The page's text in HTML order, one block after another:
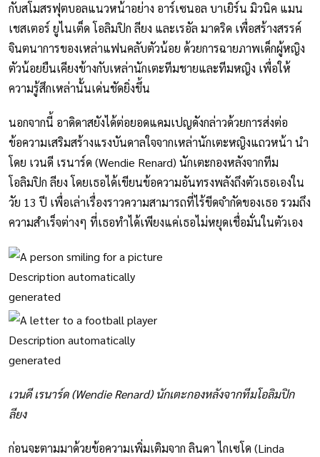
กับสโมสรฟุตบอลแนวหน้าอย่าง อาร์เซนอล บาเยิร์น มิวนิค แมน
เชสเตอร์ ยูไนเต็ด โอลิมปิก ลียง และเรอัล มาดริด เพื่อสร้างสรรค์
จินตนาการของเหล่าแฟนคลับตัวน้อย ด้วยการฉายภาพเด็กผู้หญิง
ตัวน้อยยืนเคียงข้างกับเหล่านักเตะทีมชายและทีมหญิง เพื่อให้
ความรู้สึกเหล่านั้นเด่นชัดยิ่งขึ้น
นอกจากนี้ อาดิดาสยังได้ต่อยอดแคมเปญดังกล่าวด้วยการส่งต่อ
ข้อความเสริมสร้างแรงบันดาลใจจากเหล่านักเตะหญิงแถวหน้า นำ
โดย เวนดี เรนาร์ด (Wendie Renard) นักเตะกองหลังจากทีม
โอลิมปิก ลียง โดยเธอได้เขียนข้อความอันทรงพลังถึงตัวเธอเองใน
วัย 13 ปี เพื่อเล่าเรื่องราวความสามารถที่ไร้ขีดจำกัดของเธอ รวมถึง
ความสำเร็จต่างๆ ที่เธอทำได้เพียงแค่เธอไม่หยุดเชื่อมั่นในตัวเอง
เวนดี เรนาร์ด (Wendie Renard) นักเตะกองหลังจากทีมโอลิมปิก
ลียง
ก่อนจะตามมาด้วยข้อความเพิ่มเติมจาก ลินดา ไกเซโด (Linda